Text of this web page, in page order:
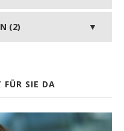
(2)
FÜR SIE DA